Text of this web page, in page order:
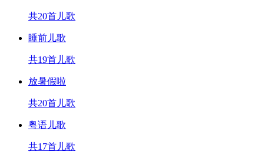
共20首儿歌
睡前儿歌
共19首儿歌
放暑假啦
共20首儿歌
粤语儿歌
共17首儿歌